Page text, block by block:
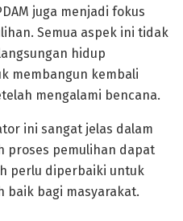
juga menjadi fokus
Semua aspek ini tidak
hidup
membangun kembali
mengalami bencana.
ini sangat jelas dalam
proses pemulihan dapat
perlu diperbaiki untuk
baik bagi masyarakat.